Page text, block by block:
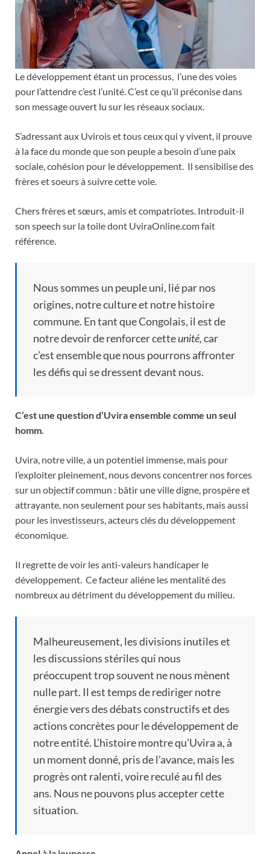
Le développement étant un processus, l’une des voies
pour l’attendre c’est l’unité. C’est ce qu’il préconise dans
son message ouvert lu sur les réseaux sociaux.
S’adressant aux Uvirois et tous ceux qui y vivent, il prouve
à la face du monde que son peuple a besoin d’une paix
sociale, cohésion pour le développement. Il sensibilise des
frères et soeurs à suivre cette voie.
Chers frères et sœurs, amis et compatriotes. Introduit-il
son speech sur la toile dont UviraOnline.com fait
référence.
Nous sommes un peuple uni, lié par nos
origines, notre culture et notre histoire
commune. En tant que Congolais, il est de
notre devoir de renforcer cetteunité,car
c’est ensemble que nous pourrons affronter
les défis qui se dressent devant nous.
C’est une question d’Uvira ensemble comme un seul
homm.
Uvira, notre ville, a un potentiel immense, mais pour
l’exploiter pleinement, nous devons concentrer nos forces
sur un objectif commun : bâtir une ville digne, prospère et
attrayante, non seulement pour ses habitants, mais aussi
pour les investisseurs, acteurs clés du développement
économique.
Il regrette de voir les anti-valeurs handicaper le
développement. Ce facteur aliéne les mentalité des
nombreux au détriment du développement du milieu.
Malheureusement, les divisions inutiles et
les discussions stériles qui nous
préoccupent trop souvent ne nous mènent
nulle part. Il est temps de rediriger notre
énergie vers des débats constructifs et des
actions concrètes pour le développement de
notre entité. L’histoire montre qu’Uvira a, à
un moment donné, pris de l’avance, mais les
progrès ont ralenti, voire reculé au fil des
ans. Nous ne pouvons plus accepter cette
situation.